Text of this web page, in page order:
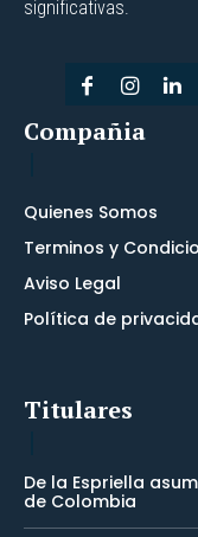
significativas.
Compañia
Quienes Somos
Terminos y
Aviso Legal
Política de
Titulares
De la Espriella
de Colombia